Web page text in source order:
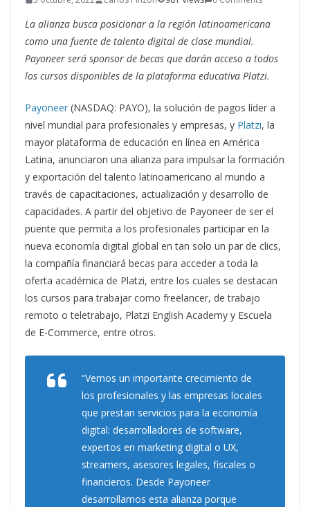
La alianza busca posicionar a la región latinoamericana
como una fuente de talento digital de clase mundial.
Payoneer será sponsor de becas que darán acceso a todos
los cursos disponibles de la plataforma educativa Platzi.
Payoneer (NASDAQ: PAYO), la solución de pagos líder a
nivel mundial para profesionales y empresas, y Platzi, la
mayor plataforma de educación en línea en América
Latina, anunciaron una alianza para impulsar la formación
y exportación del talento latinoamericano al mundo a
través de capacitaciones, actualización y desarrollo de
capacidades. A partir del objetivo de Payoneer de ser el
puente que permita a los profesionales participar en la
nueva economía digital global en tan solo un par de clics,
la compañía financiará becas para acceder a toda la
oferta académica de Platzi, entre los cuales se destacan
los cursos para trabajar como freelancer, de trabajo
remoto o teletrabajo, Platzi English Academy y Escuela
de E-Commerce, entre otros.
“Vemos un importante crecimiento de
los profesionales y las empresas locales
que prestan servicios para la economía
digital: desarrolladores de software,
expertos en marketing digital o UX,
streamers, asesores legales, fiscales o
financieros. Desde Payoneer
desarrollamos esta alianza porque